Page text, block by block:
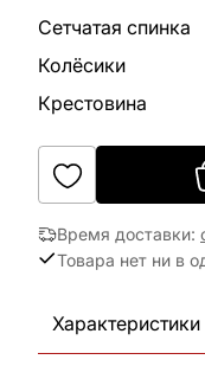
Сетчатая спинка
Колёсики
Крестовина
Время доставки:
Товара нет ни в
Характеристики